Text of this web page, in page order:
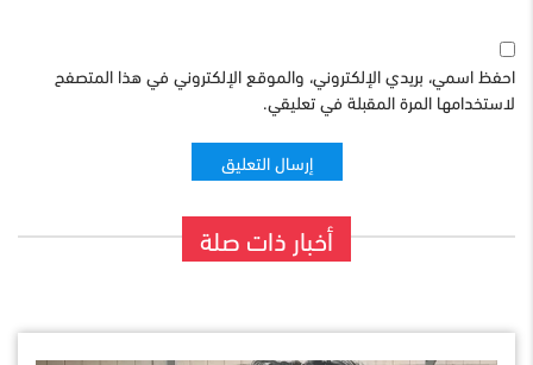
احفظ اسمي، بريدي الإلكتروني، والموقع الإلكتروني في هذا المتصفح
لاستخدامها المرة المقبلة في تعليقي.
أخبار ذات صلة